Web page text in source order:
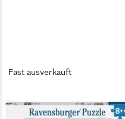
Fast ausverkauft
Puzzle Geheimnisvolle